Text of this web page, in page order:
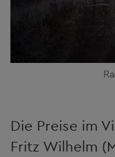
Die Preise im
Fritz Wilhelm